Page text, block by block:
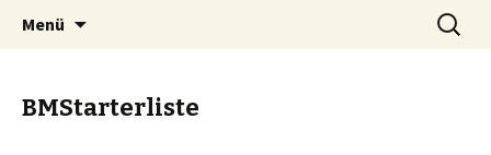
Menü
Suche
nach:
BMStarterliste